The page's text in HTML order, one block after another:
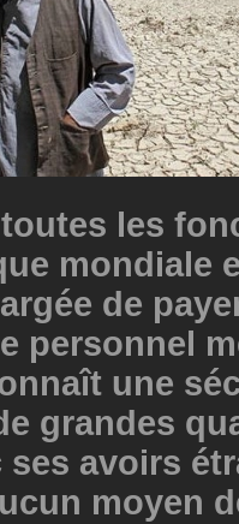
les
mondiale
de
personnel
une
grandes
avoirs
moyen